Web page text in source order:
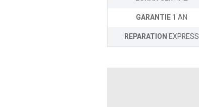
GARANTIE1 AN
REPARATIONEXPRESS